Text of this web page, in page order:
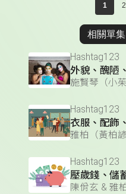
1 2
相關單集
Hashtag123
Hashtag123
Hashtag123